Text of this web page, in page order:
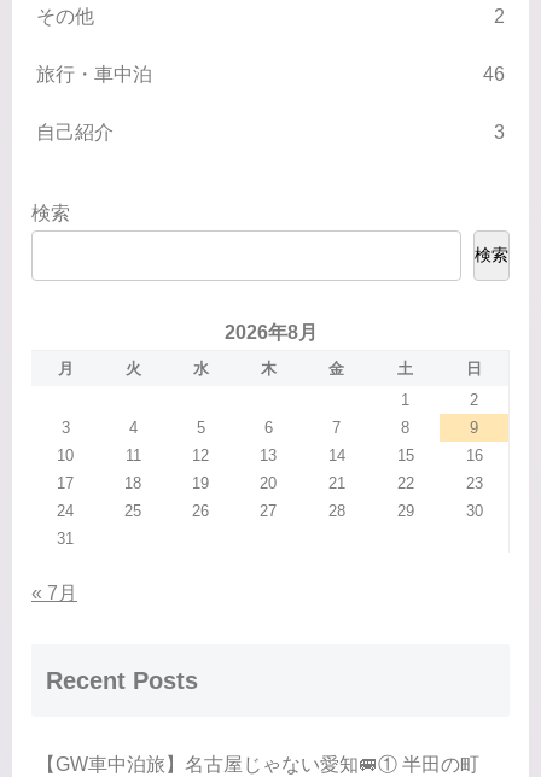
その他 2
旅行・車中泊 46
自己紹介 3
検索
検索
2026年8月
月 火 水 木 金 土
日
1
2
3
4 5 6 7 8
9
10
11 12 13 14 15
16
17
18 19 20 21 22
23
24
25 26 27 28 29
30
31
« 7月
Recent Posts
【GW車中泊旅】名古屋じゃない愛知🚐① 半田の町